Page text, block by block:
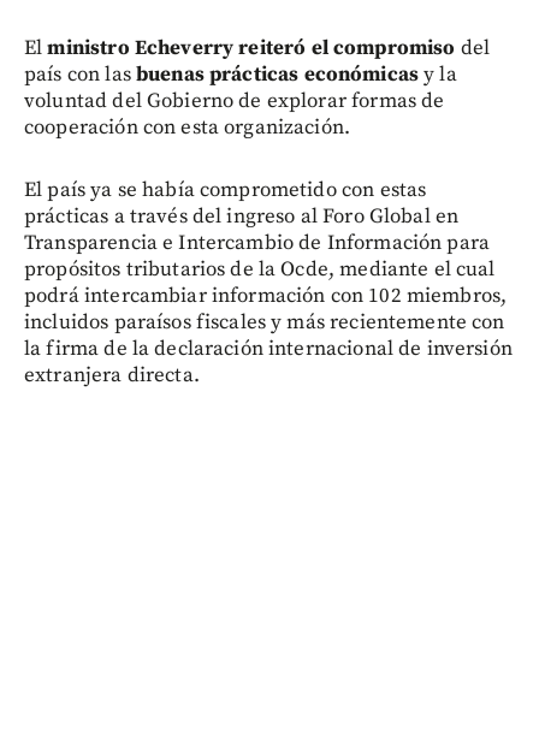
Elministro Echeverry reiteró el compromiso del
país con lasbuenas prácticas económicasy la
voluntad del Gobierno de explorar formas de
cooperación con esta organización.
El país ya se había comprometido con estas
prácticas a través del ingreso al Foro Global en
Transparencia e Intercambio de Información para
propósitos tributarios de la Ocde, mediante el cual
podrá intercambiar información con 102 miembros,
incluidos paraísos fiscales y más recientemente con
la firma de la declaración internacional de inversión
extranjera directa.